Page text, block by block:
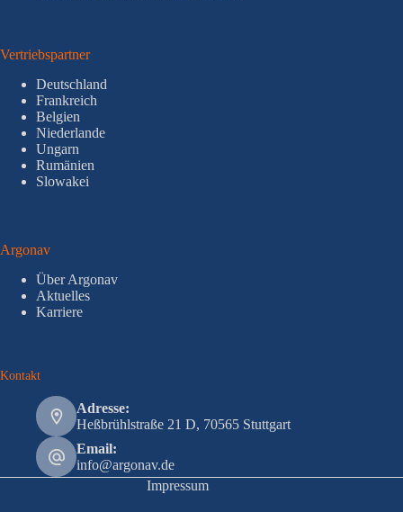
Vertriebspartner
Deutschland
Frankreich
Belgien
Niederlande
Ungarn
Rumänien
Slowakei
Argonav
Über Argonav
Aktuelles
Karriere
Kontakt
Adresse:
Heßbrühlstraße 21 D, 70565 Stuttgart
Email:
info@argonav.de
Impressum